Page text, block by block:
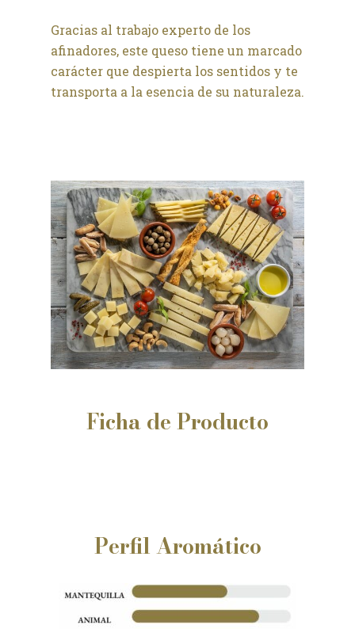
Gracias al trabajo experto de los
afinadores, este queso tiene un marcado
carácter que despierta los sentidos y te
transporta a la esencia de su naturaleza.
FichadeProducto
Perfil Aromático